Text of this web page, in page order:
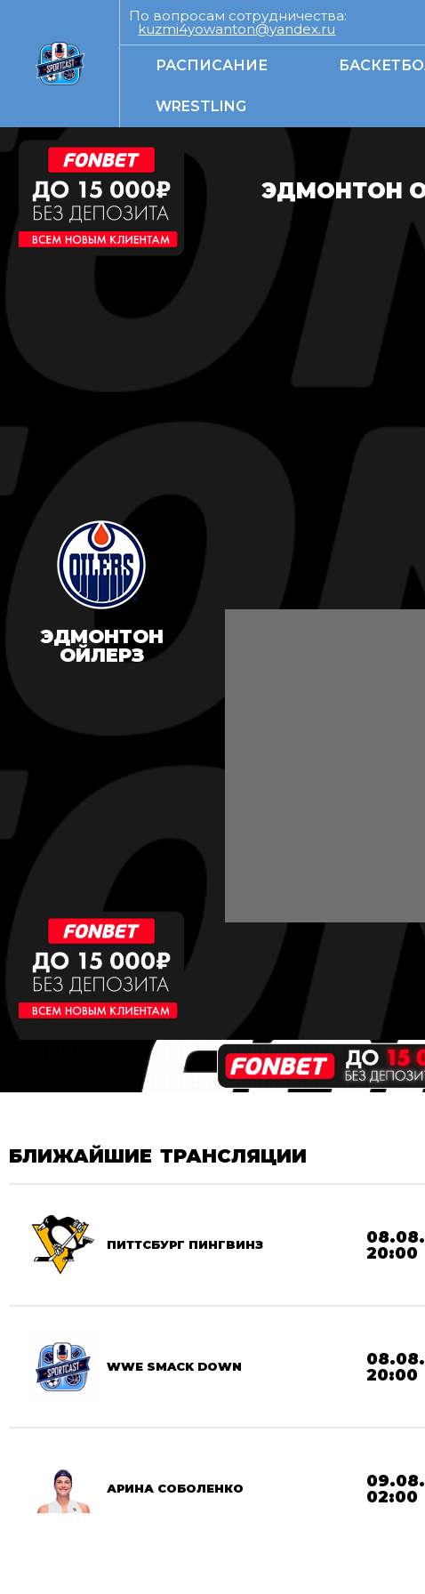
По вопросам сотрудничества:
kuzmi4yowanton@yandex.ru
РАСПИСАНИЕ
WRESTLING
ЭДМОНТОН
ОЙЛЕРЗ
ЭДМОНТОН
БЛИЖАЙШИЕ ТРАНСЛЯЦИИ
ПИТТСБУРГ ПИНГВИНЗ
20:00
WWE SMACK DOWN
20:00
АРИНА СОБОЛЕНКО
02:00